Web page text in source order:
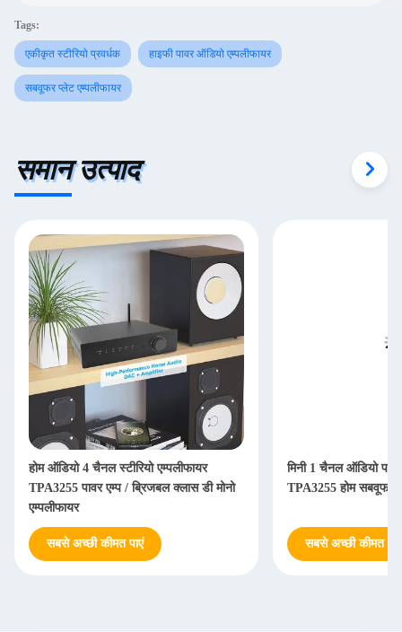
Tags:
एकीकृत स्टीरियो प्रवर्धक हाइफी पावर ऑडियो एम्पलीफायर
सबवूफर प्लेट एम्पलीफायर
समान उत्पाद
होम ऑडियो 4 चैनल स्टीरियो एम्पलीफायर
TPA3255 पावर एम्प / ब्रिजबल क्लास डी मोनो
एम्पलीफायर
सबसे अच्छी कीमत पाएं
मिनी 1 चैनल ऑडियो पावर
TPA3255 होम सबवूफर
सबसे अच्छी कीमत पाएं